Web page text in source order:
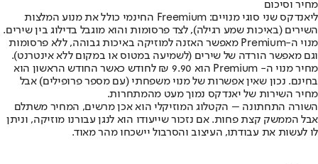
מחיר וסיכום
ליאנדקס שני סוגי מנויים: Freemium החינמי כולל את מנוע המלצות
השירים (באיכות שמע רגילה), לצד פרסומות והוא מוגבל בדילוג בין שירים.
מנוי ה-Premium מאפשר האזנה למוזיקה באיכות גבוהה, ללא פרסומות
וגם מאפשר הורדה של שירים (לשמיעה במטוס או במקום ללא אינטרנט).
מחיר מנוי ה- Premium הוא 9.90 ₪ לחודש כאשר החודש הראשון הוא
בחינם. נכון שאין אפשרות של מנוי משפחתי (עם מספר פרופילים) אבל
מחיר השירות של יאנדקס נמוך מעט מהמתחרות.
השורה התחתונה – הקטלוג המוזיקלי הוא אכן מרשים, המחיר משתלם
אבל הממשק קצת פחות. אם נזכור שייעודו הוא לנגן עבורנו מוזיקה, וניתן
לו לעשות את עבודתו, העיצוב והסרבול יישכחו מהר מאוד.